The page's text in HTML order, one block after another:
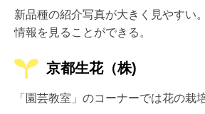
新品種の紹介写真が大きく見やすい
情報を見ることができる。
京都生花（株)
「園芸教室」のコーナーでは花の栽